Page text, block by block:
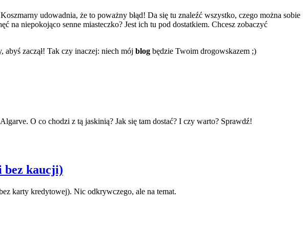
udowadnia, że to poważny błąd! Da się tu znaleźć wszystko, czego można sobie
na niepokojąco senne miasteczko? Jest ich tu pod dostatkiem. Chcesz zobaczyć
zaczął! Tak czy inaczej: niech mój blog będzie Twoim drogowskazem ;)
O co chodzi z tą jaskinią? Jak się tam dostać? I czy warto? Sprawdź!
bez kaucji)
karty kredytowej). Nic odkrywczego, ale na temat.